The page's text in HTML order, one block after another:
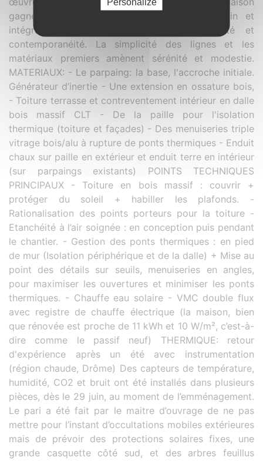
gagne en confort, lumière, relations au jardin et
intégration au site, compacité, homogénéité et
contemporanéité. La simplicité des lignes et les
matériaux premiers amènent sérénité et modestie.
MATERIAUX: - Le parpaing: la base, l'accroche initiale.
Générateur d’inertie - Une extension en ossature bois,
- Toiture terrasse et contreventement intérieur en dalle
bois massif CLT - De la paille pour l'isolation
thermique (toiture et façades) - Des menuiseries triple
vitrage bois/alu à rupture de ponts thermiques - Enduit
chaux sur paille en extérieur et enduit terre en intérieur
(sur parpaings existants) POINTS TECHNIQUES
PRINCIPAUX - Toiture en bois massif : couvrir +
protéger du soleil + habiller les plafonds. -
Rationalisation des points porteurs pour la toiture -
Etanchéité à l’air soignée : en conception puis pendant
le chantier. - Gestion des ponts thermiques : en pied
de mur (Isolation périphérique et de la dalle) + Mise au
point des détails sur seuils, menuiseries en angles,
pour maximiser les ouvertures et minimiser les ponts
thermiques. - Chauffe eau solaire - VMC double flux
avec registre de chauffe électrique (la maison, bien
que rénovée est proche de 11 kWh et 10 W/m², c’est-à-
dire comme le passif neuf) THERMIQUE: retour
d'expérience après un été avec instrumentation
(région chaude, Drôme) Des capteurs de température,
humidité, CO2 et bruit ont été installés dans plusieurs
pièces, dès le 29 juin, au moment de l’emménagement.
Le pari a été fait par le maitre d’ouvrage de ne pas
mettre pour l’instant d’occultations mobiles extérieures
mais de prévoir des protections solaires fixes, une
grande casquette côté sud, et des arbres feuillus